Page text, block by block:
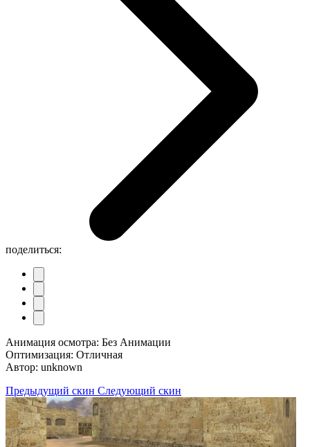
поделиться:
Анимация осмотра: Без Анимации
Оптимизация: Отличная
Автор: unknown
Предыдущий скин Следующий скин